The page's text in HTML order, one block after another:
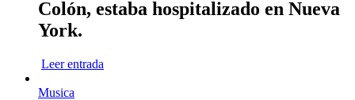
Colón, estaba hospitalizado en Nueva
York.
Leer entrada
Musica